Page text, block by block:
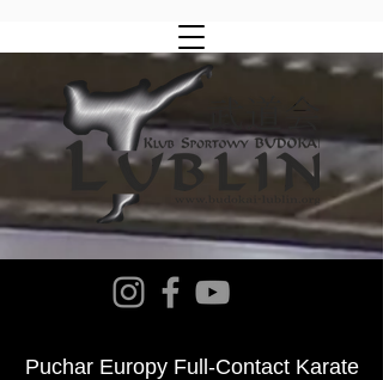
Puchar Europy Full-Contact Karate